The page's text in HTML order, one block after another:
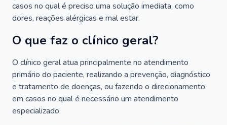
casos no qual é preciso uma solução imediata, como
dores, reações alérgicas e mal estar.
O que faz o clínico geral?
O clínico geral atua principalmente no atendimento
primário do paciente, realizando a prevenção, diagnóstico
e tratamento de doenças, ou fazendo o direcionamento
em casos no qual é necessário um atendimento
especializado.